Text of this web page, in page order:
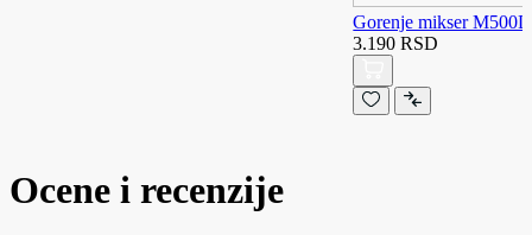
Gorenje mikser
3.190 RSD
Ocene i recenzije